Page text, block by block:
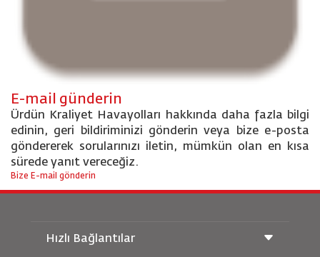
E-mail günderin
Ürdün Kraliyet Havayolları hakkında daha fazla bilgi
edinin, geri bildiriminizi gönderin veya bize e-posta
göndererek sorularınızı iletin, mümkün olan en kısa
sürede yanıt vereceğiz.
Bize E-mail gönderin
Hızlı Bağlantılar